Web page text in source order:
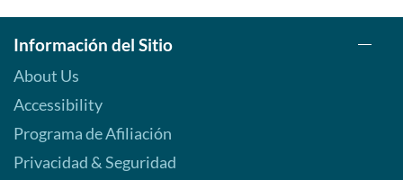
Información del Sitio
About Us
Accessibility
Programa de Afiliación
Privacidad & Seguridad